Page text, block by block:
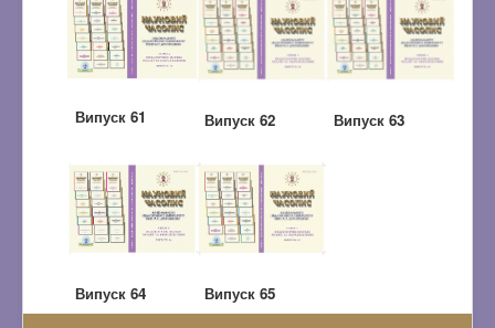
Випуск 61 Випуск 62 Випуск 63
Випуск 64 Випуск 65